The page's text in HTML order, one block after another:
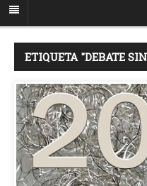
ETIQUETA "DEBATE